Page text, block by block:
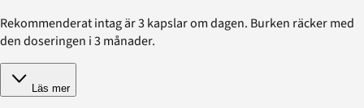
Rekommenderat intag är 3 kapslar om dagen. Burken räcker med
den doseringen i 3 månader.
Läs mer